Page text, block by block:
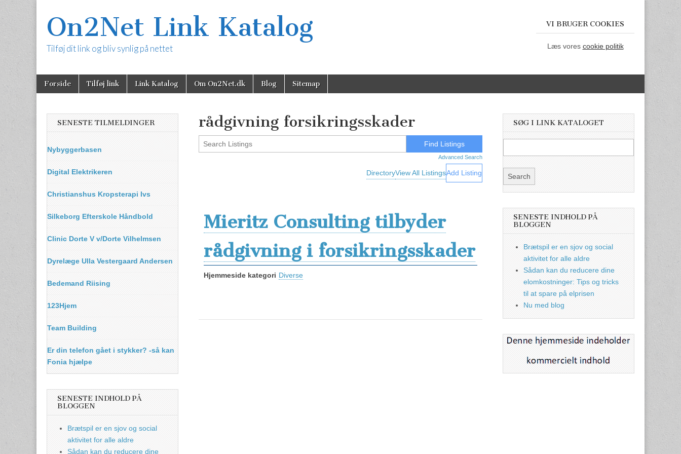
On2Net Link Katalog
Tilføj dit link og bliv synlig på nettet
VI BRUGER COOKIES
Læs vores cookie politik
Main
menu
Skip
Forside Tilføj link Link Katalog Om On2Net.dk Blog Sitemap
rådgivning forsikringsskader
Advanced Search
DirectoryView All ListingsAdd Listing
Mieritz Consulting tilbyder
rådgivning i forsikringsskader
Hjemmeside kategori Diverse
SENESTE TILMELDINGER
Nybyggerbasen
Digital Elektrikeren
Christianshus Kropsterapi Ivs
Silkeborg Efterskole Håndbold
Clinic Dorte V v/Dorte Vilhelmsen
Dyrelæge Ulla Vestergaard Andersen
Bedemand Riising
123Hjem
Team Building
Er din telefon gået i stykker? -så kan
Fonia hjælpe
SENESTE INDHOLD PÅ
BLOGGEN
Brætspil er en sjov og social
aktivitet for alle aldre
Sådan kan du reducere dine
SØG I LINK KATALOGET
SENESTE INDHOLD PÅ
BLOGGEN
Brætspil er en sjov og social
aktivitet for alle aldre
Sådan kan du reducere dine
elomkostninger: Tips og tricks
til at spare på elprisen
Nu med blog